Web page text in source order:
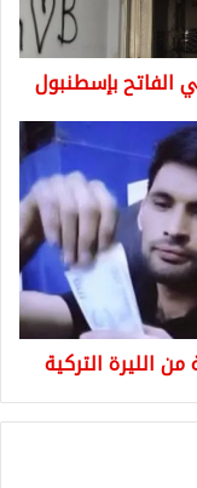
الفاتح بإسطنبول
الليرة التركية